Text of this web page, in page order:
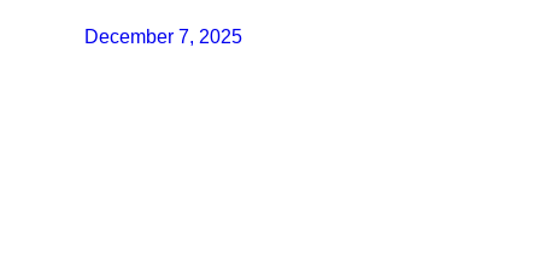
December 7, 2025